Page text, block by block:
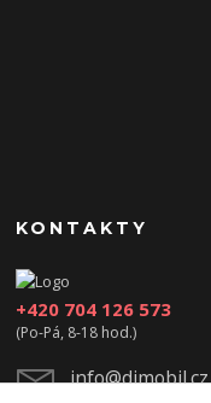
KONTAKTY
+420 704 126 573
(Po-Pá, 8-18 hod.)
info@djmobil.cz